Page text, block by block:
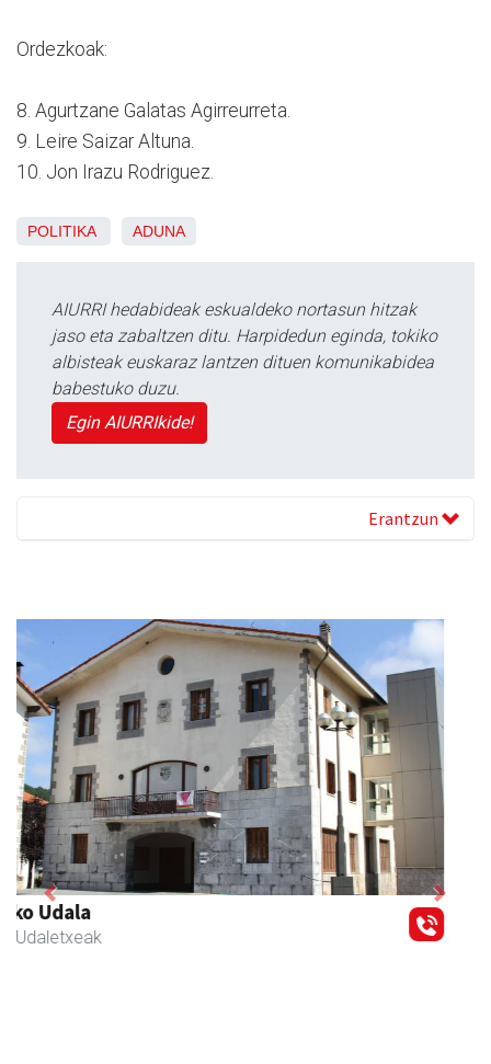
Ordezkoak:
8. Agurtzane Galatas Agirreurreta.
9. Leire Saizar Altuna.
10. Jon Irazu Rodriguez.
POLITIKA ADUNA
AIURRI hedabideak eskualdeko nortasun hitzak
jaso eta zabaltzen ditu. Harpidedun eginda, tokiko
albisteak euskaraz lantzen dituen komunikabidea
babestuko duzu.
Egin AIURRIkide!
Erantzun
Previous Next